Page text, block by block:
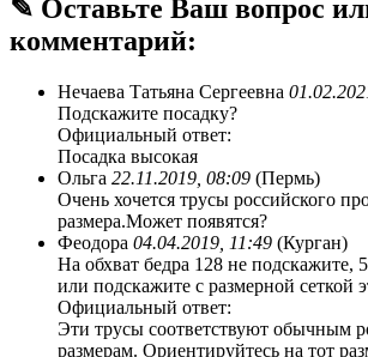
✎ Оставьте Ваш вопрос
комментарий:
Нечаева Татьяна Сергеевна
Подскажите посадку?
Официальный ответ:
Посадка высокая
Ольга 22.11.2019, 08:09 (Пермь)
Очень хочется трусы российского
размера.Может появятся?
Феодора 04.04.2019, 11:49 (Курган)
На обхват бедра 128 не подскажите,
или подскажите с размерной сеткой
Официальный ответ:
Эти трусы соответствуют обычным
размерам. Ориентируйтесь на тот